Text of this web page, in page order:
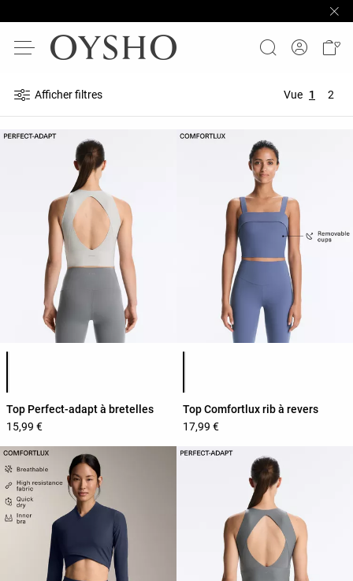
Afficher filtres Vue 1 2
Top Perfect-adapt à bretelles
15,99 €
Top Comfortlux rib à revers
17,99 €